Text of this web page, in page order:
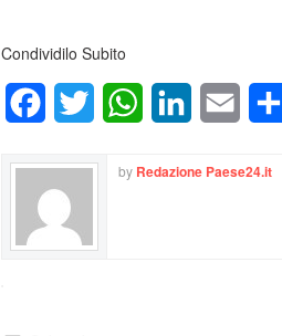
Condividilo Subito
FacebookTwitter WhatsAppLinkedInEmail
by Redazione Paese24.it